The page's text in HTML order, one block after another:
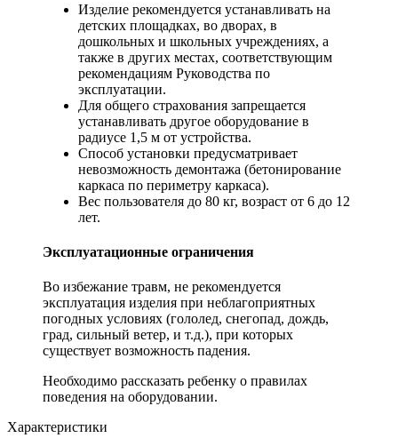
Изделие рекомендуется устанавливать на
детских площадках, во дворах, в
дошкольных и школьных учреждениях, а
также в других местах, соответствующим
рекомендациям Руководства по
эксплуатации.
Для общего страхования запрещается
устанавливать другое оборудование в
радиусе 1,5 м от устройства.
Способ установки предусматривает
невозможность демонтажа (бетонирование
каркаса по периметру каркаса).
Вес пользователя до 80 кг, возраст от 6 до 12
лет.
Эксплуатационные ограничения
Во избежание травм, не рекомендуется
эксплуатация изделия при неблагоприятных
погодных условиях (гололед, снегопад, дождь,
град, сильный ветер, и т.д.), при которых
существует возможность падения.
Необходимо рассказать ребенку о правилах
поведения на оборудовании.
Характеристики